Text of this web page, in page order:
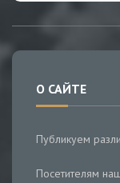
О САЙТЕ
Публикуем
Посетителям